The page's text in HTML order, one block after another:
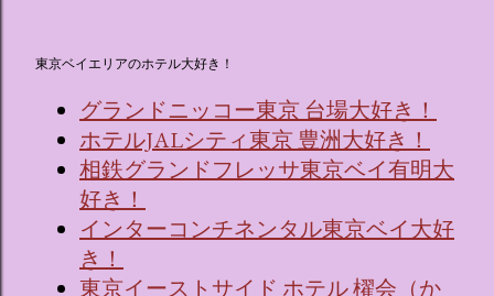
東京ベイエリアのホテル大好き！
グランドニッコー東京 台場大好き！
ホテルJALシティ東京 豊洲大好き！
相鉄グランドフレッサ東京ベイ有明大
好き！
インターコンチネンタル東京ベイ大好
き！
東京イーストサイド ホテル 櫂会（か